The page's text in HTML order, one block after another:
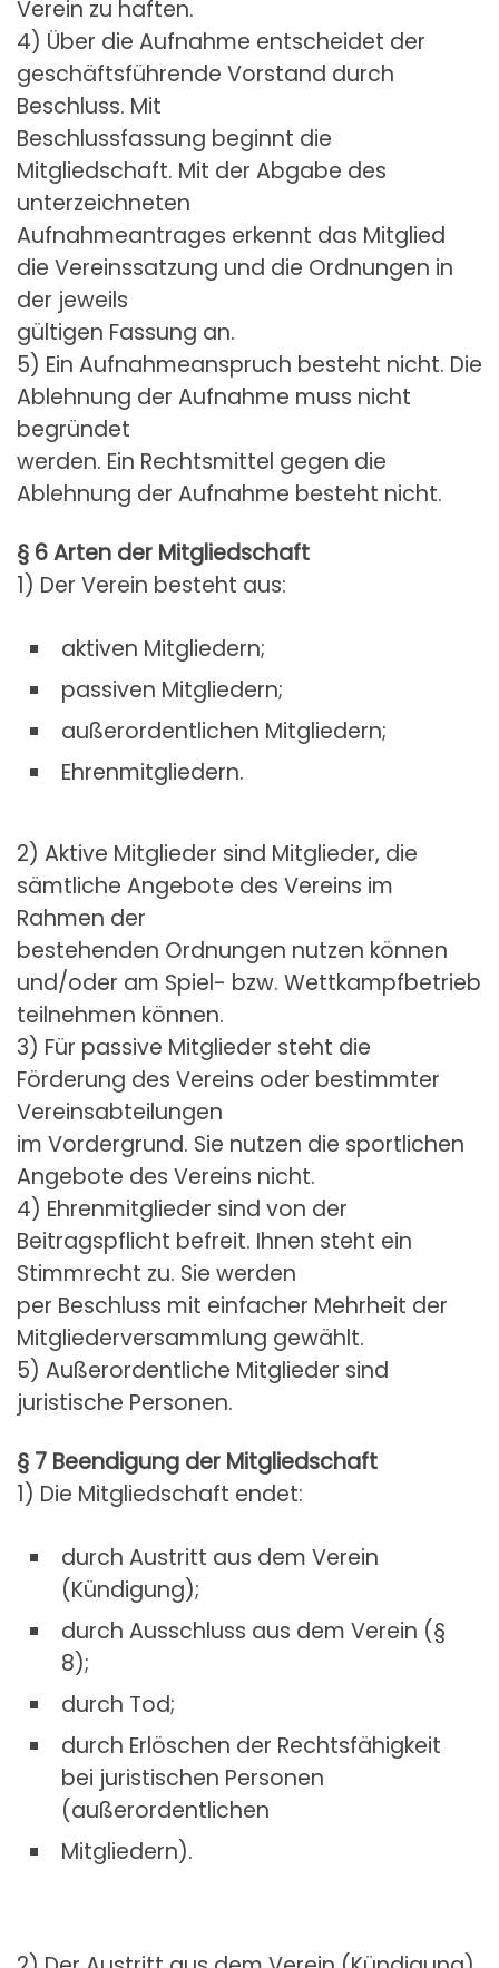
Verein zu haften.
4) Über die Aufnahme entscheidet der
geschäftsführende Vorstand durch
Beschluss. Mit
Beschlussfassung beginnt die
Mitgliedschaft. Mit der Abgabe des
unterzeichneten
Aufnahmeantrages erkennt das Mitglied
die Vereinssatzung und die Ordnungen in
der jeweils
gültigen Fassung an.
5) Ein Aufnahmeanspruch besteht nicht. Die
Ablehnung der Aufnahme muss nicht
begründet
werden. Ein Rechtsmittel gegen die
Ablehnung der Aufnahme besteht nicht.
§ 6 Arten der Mitgliedschaft
1) Der Verein besteht aus:
aktiven Mitgliedern;
passiven Mitgliedern;
außerordentlichen Mitgliedern;
Ehrenmitgliedern.
2) Aktive Mitglieder sind Mitglieder, die
sämtliche Angebote des Vereins im
Rahmen der
bestehenden Ordnungen nutzen können
und/oder am Spiel- bzw. Wettkampfbetrieb
teilnehmen können.
3) Für passive Mitglieder steht die
Förderung des Vereins oder bestimmter
Vereinsabteilungen
im Vordergrund. Sie nutzen die sportlichen
Angebote des Vereins nicht.
4) Ehrenmitglieder sind von der
Beitragspflicht befreit. Ihnen steht ein
Stimmrecht zu. Sie werden
per Beschluss mit einfacher Mehrheit der
Mitgliederversammlung gewählt.
5) Außerordentliche Mitglieder sind
juristische Personen.
§ 7 Beendigung der Mitgliedschaft
1) Die Mitgliedschaft endet:
durch Austritt aus dem Verein
(Kündigung);
durch Ausschluss aus dem Verein (§
8);
durch Tod;
durch Erlöschen der Rechtsfähigkeit
bei juristischen Personen
(außerordentlichen
Mitgliedern).